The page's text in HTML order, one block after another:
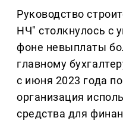
Руководство
НЧ" столкнулось с
фоне невыплаты
главному
с июня 2023 года
организация
средства для